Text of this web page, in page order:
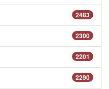
2483
2300
2201
2290